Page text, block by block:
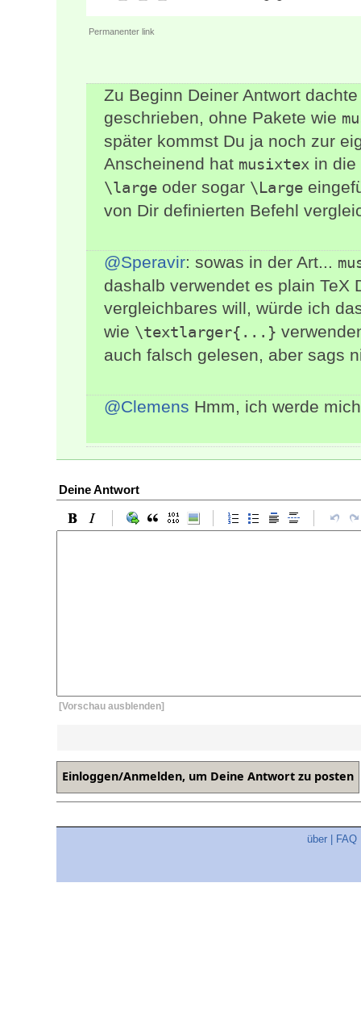
Permanenter link
Zu Beginn Deiner Antwort
geschrieben, ohne Pakete wie
später kommst Du ja noch zur
Anscheinend hat musixtex in die
\large oder sogar \Large
von Dir definierten Befehl
@Speravir: sowas in der Art...
dashalb verwendet es plain TeX
vergleichbares will, würde ich
wie \textlarger{...}
auch falsch gelesen, aber sags
@Clemens Hmm, ich werde
Deine Antwort
[Vorschau ausblenden]
über FAQ